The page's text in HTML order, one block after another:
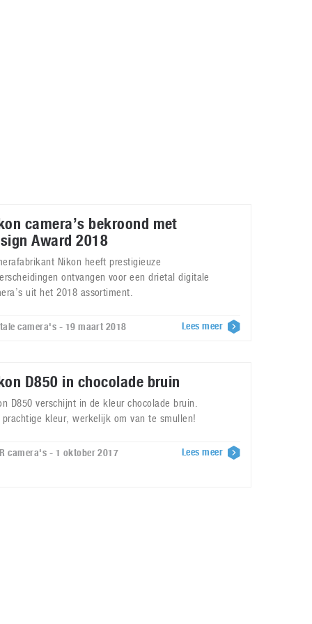
camera’s bekroond met
Award 2018
Nikon heeft prestigieuze
ontvangen voor een drietal digitale
uit het 2018 assortiment.
camera's - 19 maart 2018 Lees meer
D850 in chocolade bruin
D850 verschijnt in de kleur chocolade bruin.
prachtige kleur, werkelijk om van te smullen!
camera's - 1 oktober 2017 Lees meer